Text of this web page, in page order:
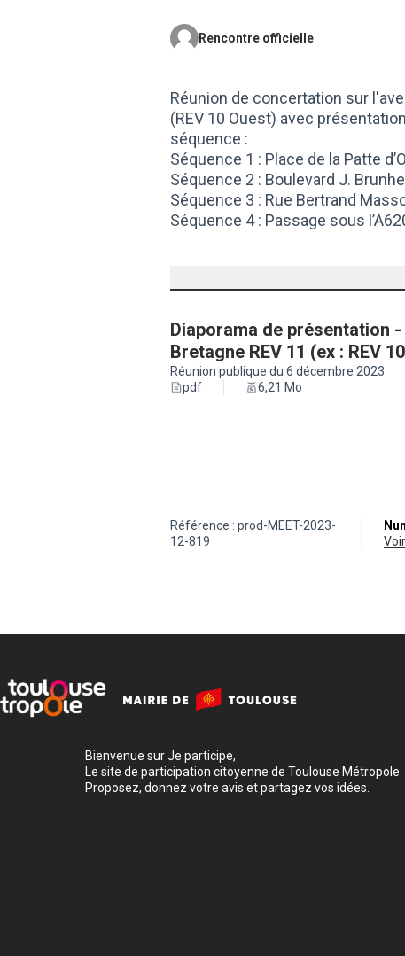
Rencontre officielle
Réunion de concertation sur
(REV 10 Ouest) avec
séquence :
Séquence 1 : Place de la Patte
Séquence 2 : Boulevard J.
Séquence 3 : Rue Bertrand
Séquence 4 : Passage sous
Diaporama de présentation
Bretagne REV 11 (ex : REV
Réunion publique du 6 décembre 2023
pdf
6,21 Mo
Référence : prod-MEET-2023-
12-819
Bienvenue sur Je participe,
Le site de participation citoyenne de Toulouse Métropole.
Proposez, donnez votre avis et partagez vos idées.